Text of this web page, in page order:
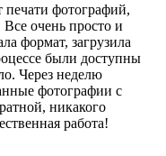
фотографий,
очень просто и
формат, загрузила
были доступны
Через неделю
фотографии с
никакого
работа!